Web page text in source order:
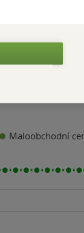
Maloobchodní